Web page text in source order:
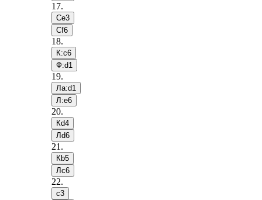
17.
Сe3
Сf6
18.
К:c6
Ф:d1
19.
Лa:d1
Л:e6
20.
Кd4
Лd6
21 .
Кb5
Лc6
22.
c3